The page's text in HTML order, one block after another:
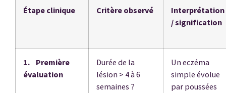
Étape clinique Critère observé
Interprétation
/ signification
1. Première
évaluation
Durée de la
lésion > 4 à 6
semaines ?
Un eczéma
simple évolue
par poussées